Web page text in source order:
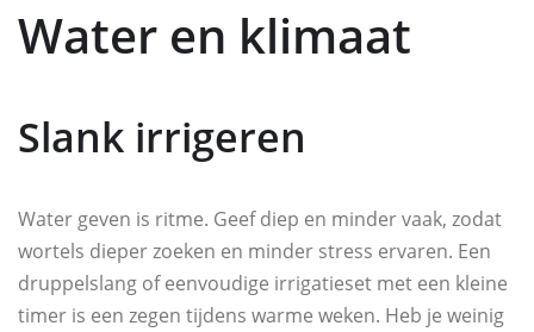
Water en klimaat
Slank irrigeren
Water geven is ritme. Geef diep en minder vaak, zodat
wortels dieper zoeken en minder stress ervaren. Een
druppelslang of eenvoudige irrigatieset met een kleine
timer is een zegen tijdens warme weken. Heb je weinig